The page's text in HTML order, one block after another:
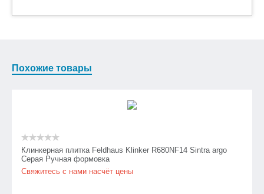
Похожие товары
Клинкерная плитка Feldhaus Klinker R680NF14 Sintra argo
Серая Ручная формовка
Свяжитесь с нами насчёт цены